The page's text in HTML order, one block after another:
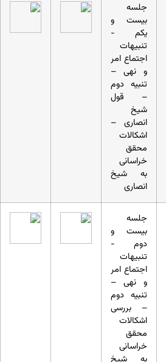
جلسه
بیست و
یکم -
تنبیهات
اجتماع امر
و نهی –
تنبیه دوم
– قول
شیخ
انصاری –
اشکالات
محقق
خراسانی
به شیخ
انصاری
جلسه
بیست و
دوم -
تنبیهات
اجتماع امر
و نهی –
تنبیه دوم
– بررسی
اشکالات
محقق
خراسانی